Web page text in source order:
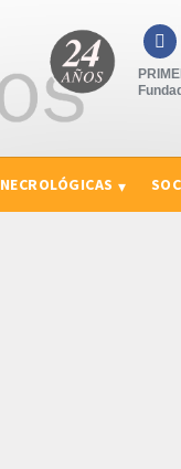

NECROLÓGICAS